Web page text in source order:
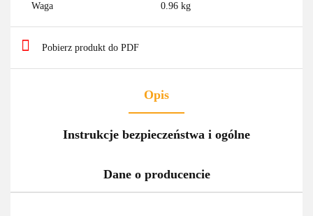
Waga 0.96 kg
Pobierz produkt do PDF
Opis
Instrukcje bezpieczeństwa i ogólne
Dane o producencie